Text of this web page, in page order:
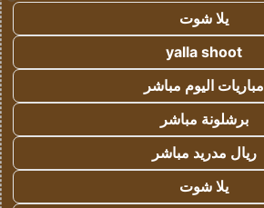
يلا شوت
yalla shoot
مباريات اليوم مباشر
برشلونة مباشر
ريال مدريد مباشر
يلا شوت